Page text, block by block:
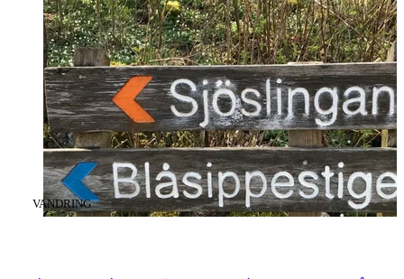
KATEGORI:
VANDRING